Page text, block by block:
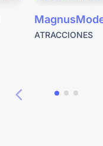
ATRACCIONES